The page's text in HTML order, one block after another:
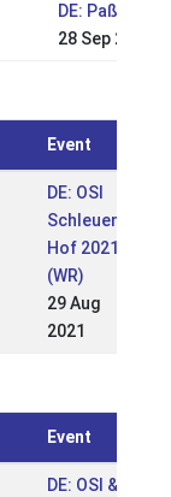
DE:
28 Sep 2014
Event
DE: OSI
Schleuener
Hof 2021
(WR)
29 Aug
2021
Event
DE: OSI & LVM